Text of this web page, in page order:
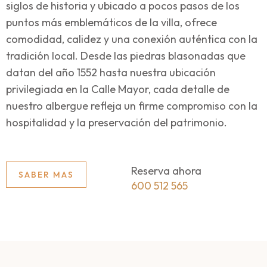
siglos de historia y ubicado a pocos pasos de los
puntos más emblemáticos de la villa, ofrece
comodidad, calidez y una conexión auténtica con la
tradición local. Desde las piedras blasonadas que
datan del año 1552 hasta nuestra ubicación
privilegiada en la Calle Mayor, cada detalle de
nuestro albergue refleja un firme compromiso con la
hospitalidad y la preservación del patrimonio.
SABER MAS
Reserva ahora
600 512 565